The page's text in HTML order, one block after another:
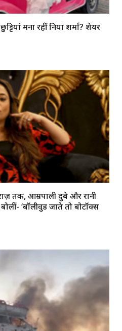
मना रहीं निया शर्मा? शेयर
तक, आम्रपाली दुबे और रानी
‘बॉलीवुड जाते तो बोटॉक्स